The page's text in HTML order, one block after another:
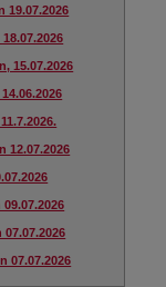
19.07.2026
15.07.2026
12.07.2026
07.07.2026